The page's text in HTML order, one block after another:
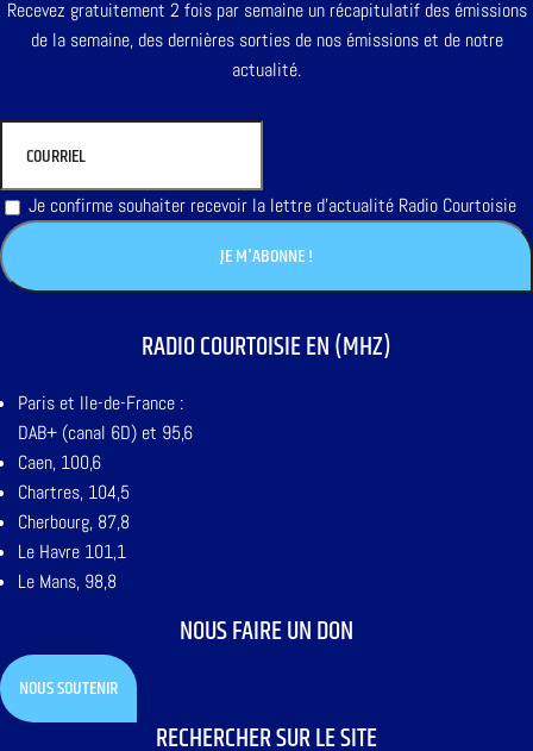
Recevez gratuitement 2 fois par semaine un récapitulatif des émissions
de la semaine, des dernières sorties de nos émissions et de notre
actualité.
Je confirme souhaiter recevoir la lettre d'actualité Radio Courtoisie
RADIO COURTOISIE EN (MHZ)
Paris et Ile-de-France :
DAB+ (canal 6D) et 95,6
Caen, 100,6
Chartres, 104,5
Cherbourg, 87,8
Le Havre 101,1
Le Mans, 98,8
NOUS FAIRE UN DON
NOUS SOUTENIR
RECHERCHER SUR LE SITE